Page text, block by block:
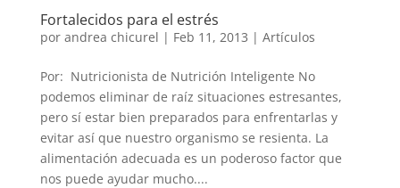
Fortalecidos para el estrés
por andrea chicurel | Feb 11, 2013 | Artículos
Por: Nutricionista de Nutrición Inteligente No
podemos eliminar de raíz situaciones estresantes,
pero sí estar bien preparados para enfrentarlas y
evitar así que nuestro organismo se resienta. La
alimentación adecuada es un poderoso factor que
nos puede ayudar mucho....